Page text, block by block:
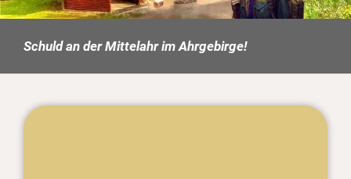
Schuld an der Mittelahr im Ahrgebirge!